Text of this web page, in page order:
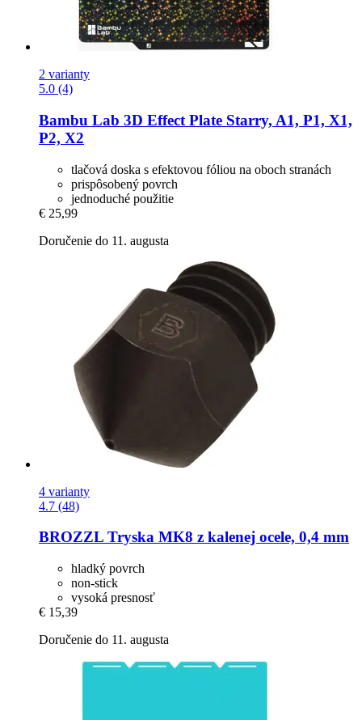
2 varianty
5.0 (4)
Bambu Lab 3D Effect Plate Starry, A1, P1, X1,
P2, X2
tlačová doska s efektovou fóliou na oboch stranách
prispôsobený povrch
jednoduché použitie
€ 25,99
Doručenie do 11. augusta
4 varianty
4.7 (48)
BROZZL Tryska MK8 z kalenej ocele, 0,4 mm
hladký povrch
non-stick
vysoká presnosť
€ 15,39
Doručenie do 11. augusta